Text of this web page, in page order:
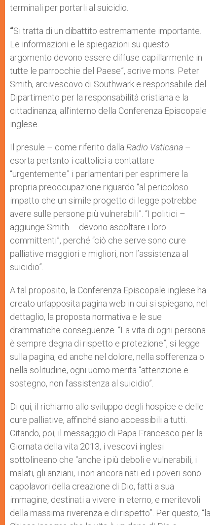
terminali per portarli al suicidio.
“Si tratta di un dibattito estremamente importante.
Le informazioni e le spiegazioni su questo
argomento devono essere diffuse capillarmente in
tutte le parrocchie del Paese”, scrive mons. Peter
Smith, arcivescovo di Southwark e responsabile del
Dipartimento per la responsabilità cristiana e la
cittadinanza, all’interno della Conferenza Episcopale
inglese.
Il presule – come riferito dalla Radio Vaticana –
esorta pertanto i cattolici a contattare
“urgentemente” i parlamentari per esprimere la
propria preoccupazione riguardo “al pericoloso
impatto che un simile progetto di legge potrebbe
avere sulle persone più vulnerabili”. “I politici –
aggiunge Smith – devono ascoltare i loro
committenti”, perché “ciò che serve sono cure
palliative maggiori e migliori, non l’assistenza al
suicidio”.
A tal proposito, la Conferenza Episcopale inglese ha
creato un’apposita pagina web in cui si spiegano, nel
dettaglio, la proposta normativa e le sue
drammatiche conseguenze. “La vita di ogni persona
è sempre degna di rispetto e protezione”, si legge
sulla pagina, ed anche nel dolore, nella sofferenza o
nella solitudine, ogni uomo merita “attenzione e
sostegno, non l’assistenza al suicidio”.
Di qui, il richiamo allo sviluppo degli hospice e delle
cure palliative, affinché siano accessibili a tutti.
Citando, poi, il messaggio di Papa Francesco per la
Giornata della vita 2013, i vescovi inglesi
sottolineano che “anche i più deboli e vulnerabili, i
malati, gli anziani, i non ancora nati ed i poveri sono
capolavori della creazione di Dio, fatti a sua
immagine, destinati a vivere in eterno, e meritevoli
della massima riverenza e di rispetto”. Per questo, “la